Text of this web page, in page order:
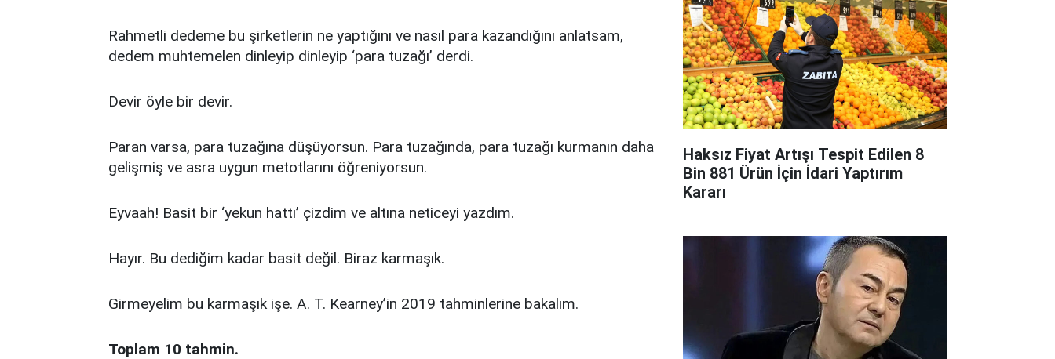
Rahmetli dedeme bu şirketlerin ne yaptığını ve nasıl para kazandığını anlatsam,
dedem muhtemelen dinleyip dinleyip ‘para tuzağı’ derdi.
Devir öyle bir devir.
Paran varsa, para tuzağına düşüyorsun. Para tuzağında, para tuzağı kurmanın daha
gelişmiş ve asra uygun metotlarını öğreniyorsun.
Eyvaah! Basit bir ‘yekun hattı’ çizdim ve altına neticeyi yazdım.
Hayır. Bu dediğim kadar basit değil. Biraz karmaşık.
Girmeyelim bu karmaşık işe. A. T. Kearney’in 2019 tahminlerine bakalım.
Toplam 10 tahmin.
Haksız Fiyat Artışı Tespit Edilen 8
Bin 881 Ürün İçin İdari Yaptırım
Kararı